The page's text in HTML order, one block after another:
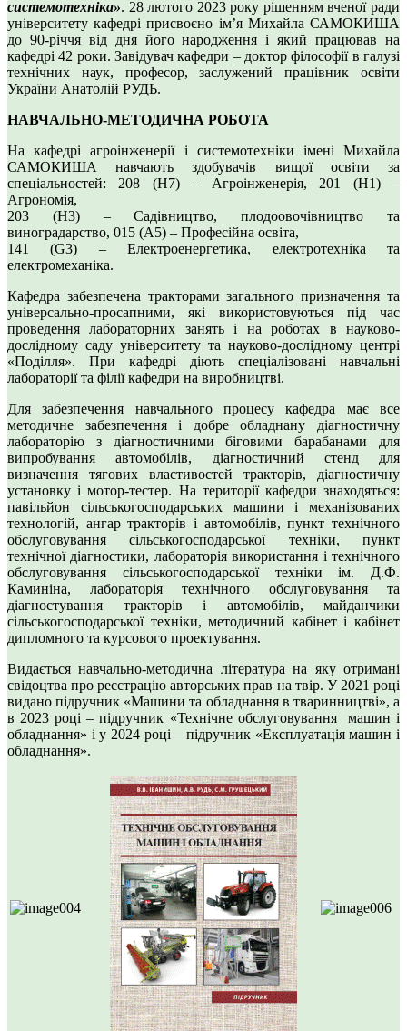
системотехніка». 28 лютого 2023 року рішенням вченої ради
університету кафедрі присвоєно ім’я Михайла САМОКИША
до 90-річчя від дня його народження і який працював на
кафедрі 42 роки. Завідувач кафедри – доктор філософії в галузі
технічних наук, професор, заслужений працівник освіти
України Анатолій РУДЬ.
НАВЧАЛЬНО-МЕТОДИЧНА РОБОТА
На кафедрі агроінженерії і системотехніки імені Михайла
САМОКИША навчають здобувачів вищої освіти за
спеціальностей: 208 (Н7) – Агроінженерія, 201 (Н1) –
Агрономія,
203 (Н3) – Садівництво, плодоовочівництво та
виноградарство, 015 (А5) – Професійна освіта,
141 (G3) – Електроенергетика, електротехніка та
електромеханіка.
Кафедра забезпечена тракторами загального призначення та
універсально-просапними, які використовуються під час
проведення лабораторних занять і на роботах в науково-
дослідному саду університету та науково-дослідному центрі
«Поділля». При кафедрі діють спеціалізовані навчальні
лабораторії та філії кафедри на виробництві.
Для забезпечення навчального процесу кафедра має все
методичне забезпечення і добре обладнану діагностичну
лабораторію з діагностичними біговими барабанами для
випробування автомобілів, діагностичний стенд для
визначення тягових властивостей тракторів, діагностичну
установку і мотор-тестер. На території кафедри знаходяться:
павільйон сільськогосподарських машини і механізованих
технологій, ангар тракторів і автомобілів, пункт технічного
обслуговування сільськогосподарської техніки, пункт
технічної діагностики, лабораторія використання і технічного
обслуговування сільськогосподарської техніки ім. Д.Ф.
Каминіна, лабораторія технічного обслуговування та
діагностування тракторів і автомобілів, майданчики
сільськогосподарської техніки, методичний кабінет і кабінет
дипломного та курсового проектування.
Видається навчально-методична література на яку отримані
свідоцтва про реєстрацію авторських прав на твір. У 2021 році
видано підручник «Машини та обладнання в тваринництві», а
в 2023 році – підручник «Технічне обслуговування машин і
обладнання» і у 2024 році – підручник «Експлуатація машин і
обладнання».